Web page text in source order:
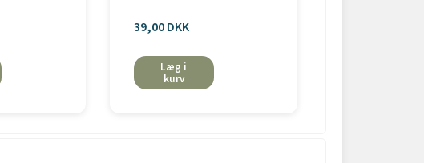
39,00 DKK
Læg i
kurv